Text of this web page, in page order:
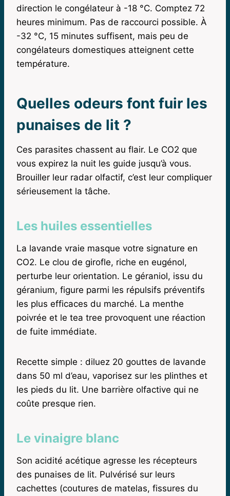
direction le congélateur à -18 °C. Comptez 72
heures minimum. Pas de raccourci possible. À
-32 °C, 15 minutes suffisent, mais peu de
congélateurs domestiques atteignent cette
température.
Quelles odeurs font fuir les
punaises de lit ?
Ces parasites chassent au flair. Le CO2 que
vous expirez la nuit les guide jusqu’à vous.
Brouiller leur radar olfactif, c’est leur compliquer
sérieusement la tâche.
Les huiles essentielles
La lavande vraie masque votre signature en
CO2. Le clou de girofle, riche en eugénol,
perturbe leur orientation. Le géraniol, issu du
géranium, figure parmi les répulsifs préventifs
les plus efficaces du marché. La menthe
poivrée et le tea tree provoquent une réaction
de fuite immédiate.
Recette simple : diluez 20 gouttes de lavande
dans 50 ml d’eau, vaporisez sur les plinthes et
les pieds du lit. Une barrière olfactive qui ne
coûte presque rien.
Le vinaigre blanc
Son acidité acétique agresse les récepteurs
des punaises de lit. Pulvérisé sur leurs
cachettes (coutures de matelas, fissures du